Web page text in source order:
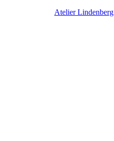
Atelier Lindenberg